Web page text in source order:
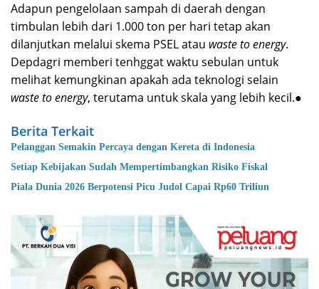
Adapun pengelolaan sampah di daerah dengan
timbulan lebih dari 1.000 ton per hari tetap akan
dilanjutkan melalui skema PSEL atau waste to energy.
Depdagri memberi tenhggat waktu sebulan untuk
melihat kemungkinan apakah ada teknologi selain
waste to energy, terutama untuk skala yang lebih kecil.●
Berita Terkait
Pelanggan Semakin Percaya dengan Kereta di Indonesia
Setiap Kebijakan Sudah Mempertimbangkan Risiko Fiskal
Piala Dunia 2026 Berpotensi Picu Judol Capai Rp60 Triliun